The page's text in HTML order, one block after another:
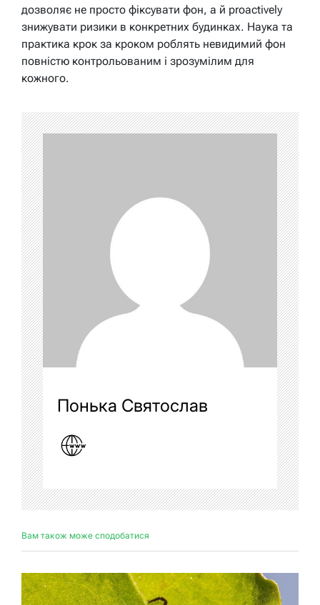
дозволяє не просто фіксувати фон, а й proactively
знижувати ризики в конкретних будинках. Наука та
практика крок за кроком роблять невидимий фон
повністю контрольованим і зрозумілим для
кожного.
Понька Святослав
Вам також може сподобатися